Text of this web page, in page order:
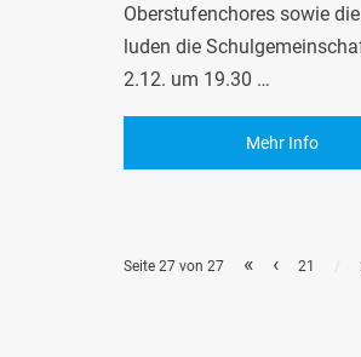
Oberstufenchores sowie
luden die
2.12. um 19.30 …
Mehr Info
Seite 27 von 27 « ‹ 21 /